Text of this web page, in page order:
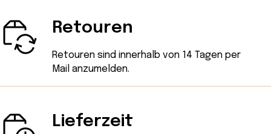
Retouren
Retouren sind innerhalb von 14 Tagen per
Mail anzumelden.
Lieferzeit